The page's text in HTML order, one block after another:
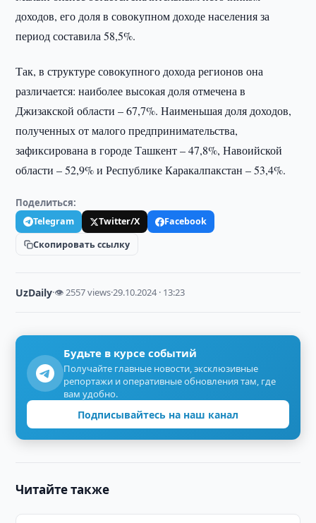
доходов, его доля в совокупном доходе населения за
период составила 58,5%.
Так, в структуре совокупного дохода регионов она
различается: наиболее высокая доля отмечена в
Джизакской области – 67,7%. Наименьшая доля доходов,
полученных от малого предпринимательства,
зафиксирована в городе Ташкент – 47,8%, Навоийской
области – 52,9% и Республике Каракалпакстан – 53,4%.
Поделиться:
Telegram Twitter/X
Facebook
Скопировать ссылку
UzDaily·👁 2557 views·29.10.2024 · 13:23
Будьте в курсе событий
Получайте главные новости, эксклюзивные
репортажи и оперативные обновления там, где
вам удобно.
Подписывайтесь на наш канал
Читайте также